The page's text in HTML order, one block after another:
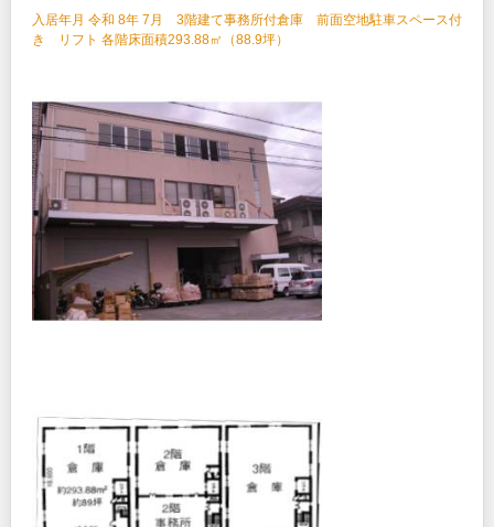
入居年月 令和 8年 7月 3階建て事務所付倉庫 前面空地駐車スペース付
き リフト 各階床面積293.88㎡（88.9坪）